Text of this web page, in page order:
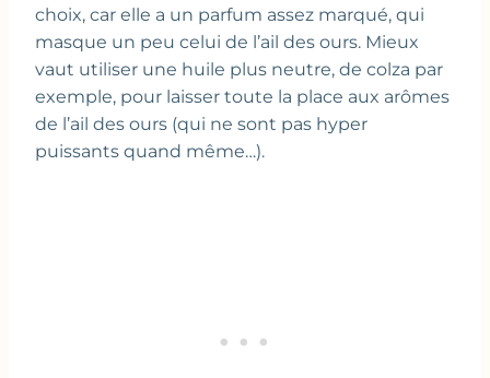
choix, car elle a un parfum assez marqué, qui
masque un peu celui de l’ail des ours. Mieux
vaut utiliser une huile plus neutre, de colza par
exemple, pour laisser toute la place aux arômes
de l’ail des ours (qui ne sont pas hyper
puissants quand même…).